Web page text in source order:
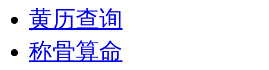
黄历查询
称骨算命